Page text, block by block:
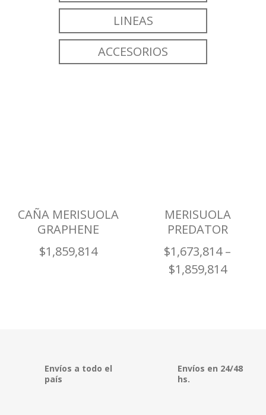
LINEAS
ACCESORIOS
CAÑA MERISUOLA
GRAPHENE
$1,859,814
MERISUOLA
PREDATOR
$1,673,814–
$1,859,814
Envíos a todo el
país
Envíos en 24/48
hs.